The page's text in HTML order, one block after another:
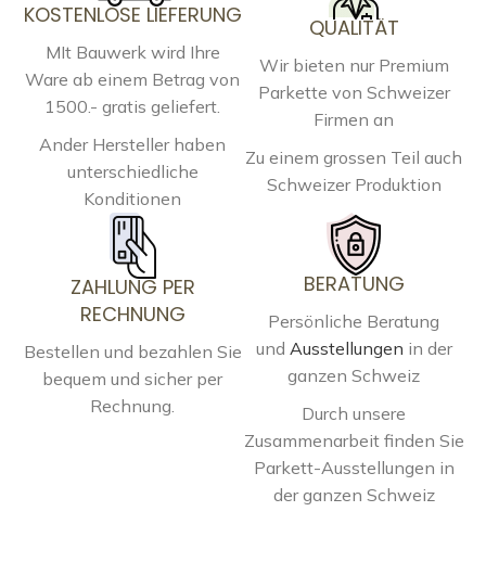
KOSTENLOSE LIEFERUNG
MIt Bauwerk wird Ihre
Ware ab einem Betrag von
1500.- gratis geliefert.
Ander Hersteller haben
unterschiedliche
Konditionen
QUALITÄT
Wir bieten nur Premium
Parkette von Schweizer
Firmen an
Zu einem grossen Teil auch
Schweizer Produktion
ZAHLUNG PER
RECHNUNG
Bestellen und bezahlen Sie
bequem und sicher per
Rechnung.
BERATUNG
Persönliche Beratung
und Ausstellungen in der
ganzen Schweiz
Durch unsere
Zusammenarbeit finden Sie
Parkett-Ausstellungen in
der ganzen Schweiz